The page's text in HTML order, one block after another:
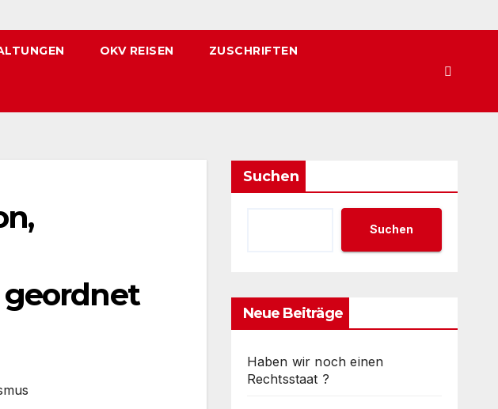
OKV REISEN ZUSCHRIFTEN
Suchen
Suchen
Neue Beiträge
Haben wir noch einen
Rechtsstaat ?